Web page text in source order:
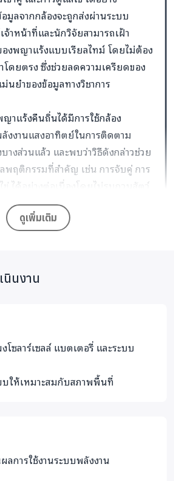
มูลจากกล้องจะถูกส่งผ่านระบบ
จ้าหน้าที่และนักวิจัยสามารถเฝ้า
งพญาแร้งแบบเรียลไทม์ โดยไม่ต้อง
โดยตรง ซึ่งช่วยลดความเครียดของ
นยำของข้อมูลทางวิชาการ
าแร้งคืนถิ่นได้มีการใช้กล้อง
งงานแสงอาทิตย์ในการติดตาม
งส่วนแล้ว และพบว่าวิธีดังกล่าวช่วย
พฤติกรรมที่สำคัญ เช่น การจับคู่ การ
ไข่ ได้อย่างต่อเนื่องโดยไม่รบกวนสัตว์
ะบบที่มีอยู่ยังมีข้อจำกัดด้านจำนวน
าน ทำให้ไม่สามารถครอบคลุมพื้นที่
กษ์ คือ การนำเทคโนโลยีพลังงาน
ามระยะไกล มาประยุกต์ใช้ในพื้นที่
สนับสนุนการเก็บข้อมูลทาง
ดการประชากรสัตว์ป่าใกล้สูญพันธุ์
เปิดโอกาสให้ภาคประชาชนมีส่วน
รมชาติของประเทศไทยในระยะ
ดูเพิ่มเติม
นินงาน
ซลาร์เซลล์ แบตเตอรี่ และระบบ
ให้เหมาะสมกับสภาพพื้นที่
การใช้งานระบบพลังงาน